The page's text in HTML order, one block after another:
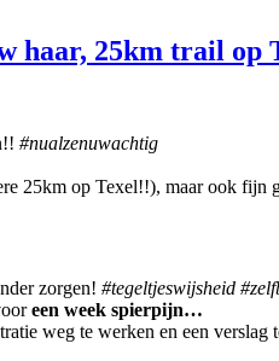
haar, 25km trail op
#nualzenuwachtig
25km op Texel!!), maar ook fijn
zorgen! #tegeltjeswijsheid
een week spierpijn…
weg te werken en een